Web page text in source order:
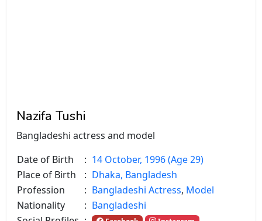
Nazifa Tushi
Bangladeshi actress and model
Date of Birth
: 14 October, 1996 (Age 29)
Place of Birth
: Dhaka, Bangladesh
Profession
: Bangladeshi Actress, Model
Nationality
: Bangladeshi